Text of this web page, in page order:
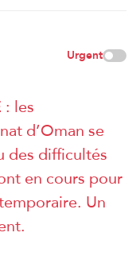
Urgent
les
d’Oman se
des difficultés
en cours pour
Un